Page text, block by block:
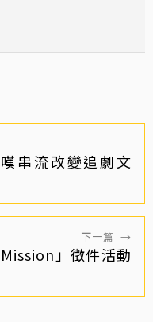
串流改變追劇文
下一篇 →
」徵件活動